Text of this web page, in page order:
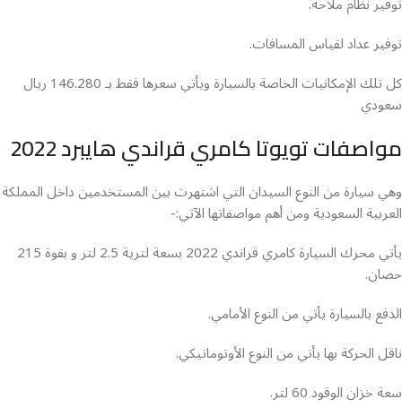
توفير عداد لقياس المسافات.
كل تلك الإمكانيات الخاصة بالسيارة ويأتي سعرها فقط بـ 146.280 ريال
سعودي
مواصفات تويوتا كامري قراندي هايبرد 2022
وهي سيارة من النوع السيدان التي اشتهرت بين المستخدمين داخل المملكة
العربية السعودية ومن أهم مواصفاتها الآتي:-
يأتي محرك السيارة كامري قراندي 2022 بسعة لترية 2.5 لتر و بقوة 215
حصان.
الدفع بالسيارة يأتي من النوع الأمامي.
ناقل الحركة بها يأتي من النوع الأوتوماتيكي.
سعة خزان الوقود 60 لتر.